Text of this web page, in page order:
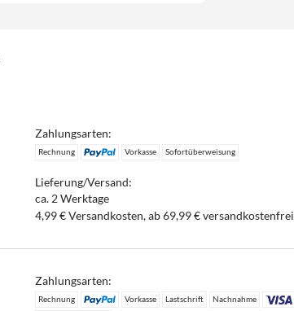
Zahlungsarten:
Rechnung Vorkasse Sofortüberweisung
Lieferung/Versand:
ca. 2 Werktage
4,99 € Versandkosten, ab 69,99 € versandkostenfrei
Zahlungsarten:
Rechnung Vorkasse Lastschrift
Nachnahme